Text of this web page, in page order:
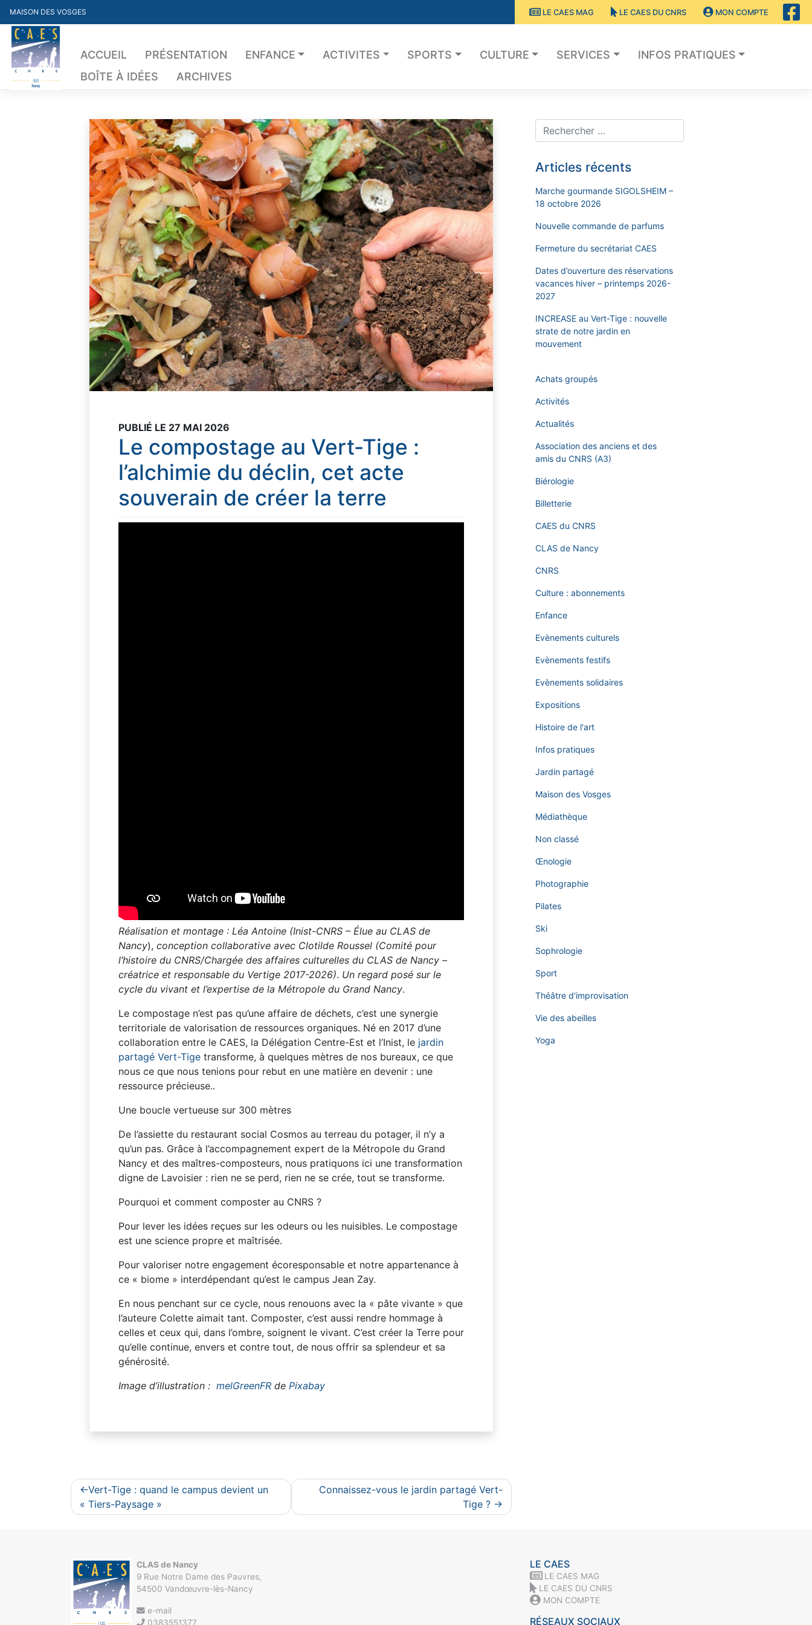
Skip
to
content
MAISON DES VOSGES LE CAES MAG LE CAES DU CNRS MON COMPTE
ACCUEIL PRÉSENTATION ENFANCE ACTIVITES SPORTS CULTURE SERVICES
INFOS PRATIQUES
BOÎTE À IDÉES
ARCHIVES
PUBLIÉ LE 27 MAI 2026
Le compostage au Vert-Tige :
l’alchimie du déclin, cet acte
souverain de créer la terre
Réalisation et montage : Léa Antoine (Inist-CNRS – Élue au CLAS de
Nancy), conception collaborative avec Clotilde Roussel (Comité pour
l’histoire du CNRS/Chargée des affaires culturelles du CLAS de Nancy –
créatrice et responsable du Vertige 2017-2026). Un regard posé sur le
cycle du vivant et l’expertise de la Métropole du Grand Nancy.
Le compostage n’est pas qu’une affaire de déchets, c’est une synergie
territoriale de valorisation de ressources organiques. Né en 2017 d’une
collaboration entre le CAES, la Délégation Centre-Est et l’Inist, le jardin
partagé Vert-Tige transforme, à quelques mètres de nos bureaux, ce que
nous ce que nous tenions pour rebut en une matière en devenir : une
ressource précieuse..
Une boucle vertueuse sur 300 mètres
De l’assiette du restaurant social Cosmos au terreau du potager, il n’y a
qu’un pas. Grâce à l’accompagnement expert de la Métropole du Grand
Nancy et des maîtres-composteurs, nous pratiquons ici une transformation
digne de Lavoisier : rien ne se perd, rien ne se crée, tout se transforme.
Pourquoi et comment composter au CNRS ?
Pour lever les idées reçues sur les odeurs ou les nuisibles. Le compostage
est une science propre et maîtrisée.
Pour valoriser notre engagement écoresponsable et notre appartenance à
ce « biome » interdépendant qu’est le campus Jean Zay.
En nous penchant sur ce cycle, nous renouons avec la « pâte vivante » que
l’auteure Colette aimait tant. Composter, c’est aussi rendre hommage à
celles et ceux qui, dans l’ombre, soignent le vivant. C’est créer la Terre pour
qu’elle continue, envers et contre tout, de nous offrir sa splendeur et sa
générosité.
Image d’illustration : melGreenFR de Pixabay
Navigation
de
Vert-Tige : quand le campus devient un
« Tiers-Paysage »
Connaissez-vous le jardin partagé Vert-
Tige ?
Articles récents
Marche gourmande SIGOLSHEIM –
18 octobre 2026
Nouvelle commande de parfums
Fermeture du secrétariat CAES
Dates d’ouverture des réservations
vacances hiver – printemps 2026-
2027
INCREASE au Vert-Tige : nouvelle
strate de notre jardin en
mouvement
Achats groupés
Activités
Actualités
Association des anciens et des
amis du CNRS (A3)
Biérologie
Billetterie
CAES du CNRS
CLAS de Nancy
CNRS
Culture : abonnements
Enfance
Evènements culturels
Evènements festifs
Evènements solidaires
Expositions
Histoire de l'art
Infos pratiques
Jardin partagé
Maison des Vosges
Médiathèque
Non classé
Œnologie
Photographie
Pilates
Ski
Sophrologie
Sport
Théâtre d'improvisation
Vie des abeilles
Yoga
CLAS de Nancy
9 Rue Notre Dame des Pauvres,
54500 Vandœuvre-lès-Nancy
e-mail
0383551377
LE CAES
LE CAES MAG
LE CAES DU CNRS
MON COMPTE
RÉSEAUX SOCIAUX